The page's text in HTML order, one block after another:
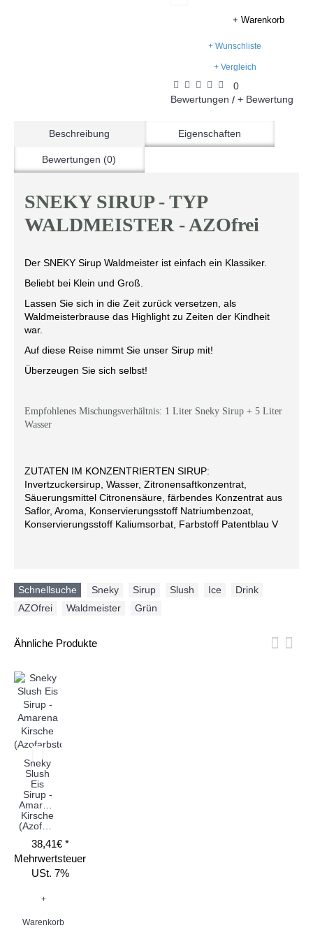
+ Warenkorb
+ Wunschliste
+ Vergleich
0
Bewertungen / + Bewertung
Beschreibung Eigenschaften
Bewertungen (0)
SNEKY SIRUP - TYP
WALDMEISTER - AZOfrei
Der SNEKY Sirup Waldmeister ist einfach ein Klassiker.
Beliebt bei Klein und Groß.
Lassen Sie sich in die Zeit zurück versetzen, als
Waldmeisterbrause das Highlight zu Zeiten der Kindheit
war.
Auf diese Reise nimmt Sie unser Sirup mit!
Überzeugen Sie sich selbst!
Empfohlenes Mischungsverhältnis: 1 Liter Sneky Sirup + 5 Liter
Wasser
ZUTATEN IM KONZENTRIERTEN SIRUP:
Invertzuckersirup, Wasser, Zitronensaftkonzentrat,
Säuerungsmittel Citronensäure, färbendes Konzentrat aus
Saflor, Aroma, Konservierungsstoff Natriumbenzoat,
Konservierungsstoff Kaliumsorbat, Farbstoff Patentblau V
Schnellsuche Sneky Sirup Slush Ice Drink
AZOfrei
Waldmeister Grün
Ähnliche Produkte
Sneky
Slush
Eis
Sirup -
Amarena
Kirsche
38,41€ *
Mehrwertsteuer
USt. 7%
+
Warenkorb